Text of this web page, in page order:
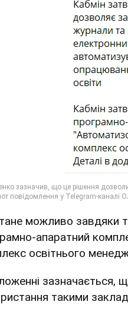
можливо завдяки
апаратний
освітнього
зазначається,
такими